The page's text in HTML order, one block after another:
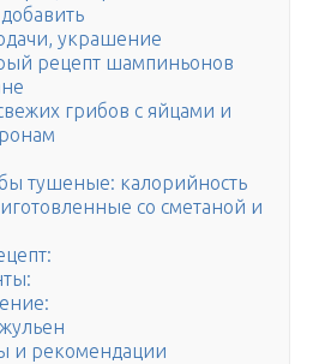
украшение
рецепт шампиньонов
грибов с яйцами и
тушеные: калорийность
со сметаной и
и рекомендации